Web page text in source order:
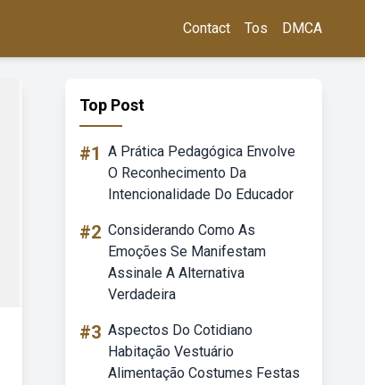
Contact Tos DMCA
Top Post
#1 A Prática Pedagógica Envolve
O Reconhecimento Da
Intencionalidade Do Educador
#2 Considerando Como As
Emoções Se Manifestam
Assinale A Alternativa
Verdadeira
#3 Aspectos Do Cotidiano
Habitação Vestuário
Alimentação Costumes Festas